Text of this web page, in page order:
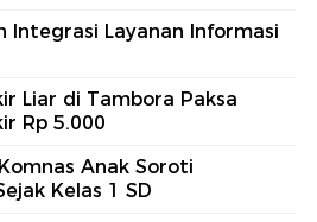
Integrasi Layanan Informasi
Liar di Tambora Paksa
Rp 5.000
Anak Soroti
Kelas 1 SD